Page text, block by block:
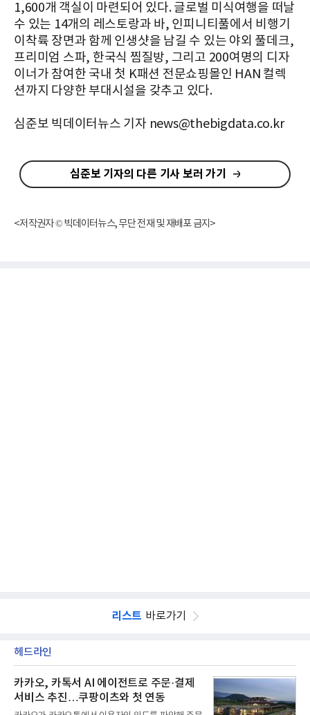
1,600개 객실이 마련되어 있다. 글로벌 미식여행을 떠날
수 있는 14개의 레스토랑과 바, 인피니티풀에서 비행기
이착륙 장면과 함께 인생샷을 남길 수 있는 야외 풀데크,
프리미엄 스파, 한국식 찜질방, 그리고 200여명의 디자
이너가 참여한 국내 첫 K패션 전문쇼핑몰인 HAN 컬렉
션까지 다양한 부대시설을 갖추고 있다.
심준보 빅데이터뉴스 기자 news@thebigdata.co.kr
심준보 기자의 다른 기사 보러 가기
<저작권자 © 빅데이터뉴스, 무단 전재 및 재배포 금지>
리스트 바로가기
헤드라인
카카오, 카톡서 AI 에이전트로 주문·결제
서비스 추진…쿠팡이츠와 첫 연동